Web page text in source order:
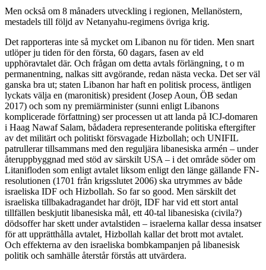
Men också om 8 månaders utveckling i regionen, Mellanöstern,
mestadels till följd av Netanyahu-regimens övriga krig.
Det rapporteras inte så mycket om Libanon nu för tiden. Men snart
utlöper ju tiden för den första, 60 dagars, fasen av eld
upphöravtalet där. Och frågan om detta avtals förlängning, t o m
permanentning, nalkas sitt avgörande, redan nästa vecka. Det ser väl
ganska bra ut; staten Libanon har haft en politisk process, äntligen
lyckats välja en (maronitisk) president (Josep Aoun, ÖB sedan
2017) och som ny premiärminister (sunni enligt Libanons
komplicerade författning) ser processen ut att landa på ICJ-domaren
i Haag Nawaf Salam, bådadera representerande politiska eftergifter
av det militärt och politiskt försvagade Hizbollah; och UNIFIL
patrullerar tillsammans med den reguljära libanesiska armén – under
återuppbyggnad med stöd av särskilt USA – i det område söder om
Litanifloden som enligt avtalet liksom enligt den länge gällande FN-
resolutionen (1701 från krigsslutet 2006) ska utrymmes av både
israeliska IDF och Hizbollah. So far so good. Men särskilt det
israeliska tillbakadragandet har dröjt, IDF har vid ett stort antal
tillfällen beskjutit libanesiska mål, ett 40-tal libanesiska (civila?)
dödsoffer har skett under avtalstiden – israelerna kallar dessa insatser
för att upprätthålla avtalet, Hizbollah kallar det brott mot avtalet.
Och effekterna av den israeliska bombkampanjen på libanesisk
politik och samhälle återstår förstås att utvärdera.